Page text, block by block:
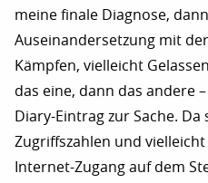
meine finale Diagnose,
Auseinandersetzung mit
Kämpfen, vielleicht
das eine, dann das andere
Diary-Eintrag zur Sache.
Zugriffszahlen und
Internet-Zugang auf dem